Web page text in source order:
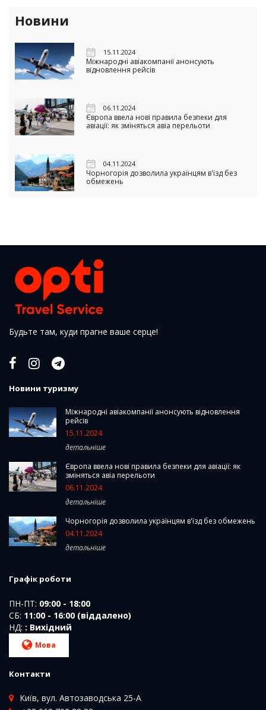
Новини
15.11.2024
Міжнародні авіакомпанії анонсують
відновлення рейсів
06.11.2024
Європа ввела нові правила безпеки для
авіації: як зміняться авіа перельоти
04.11.2024
Чорногорія дозволила українцям в'їзд без
обмежень
Будьте там, куди прагне ваше серце!
Новини туризму
Міжнародні авіакомпанії анонсують відновлення
рейсів
15.11.2024
детальніше
Європа ввела нові правила безпеки для авіації: як
зміняться авіа перельоти
06.11.2024
детальніше
Чорногорія дозволила українцям в'їзд без обмежень
04.11.2024
детальніше
Графік роботи
ПН-ПТ: 09:00 - 18:00
СБ: 11:00 - 16:00 (віддалено)
НД: : Вихідний
Мова
Контакти
Київ, вул. Автозаводська 25-А